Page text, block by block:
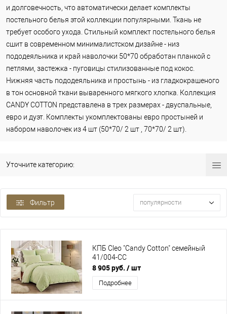
и долговечность, что автоматически делает комплекты
постельного белья этой коллекции популярными. Ткань не
требует особого ухода. Стильный комплект постельного белья
сшит в современном минималистском дизайне - низ
пододеяльника и край наволочки 50*70 обработан планкой с
петлями, застежка - пуговицы стилизованные под кокос.
Нижняя часть пододеяльника и простынь - из гладкокрашеного
в тон основной ткани вываренного мягкого хлопка. Коллекция
CANDY COTTON представлена в трех размерах - двуспальные,
евро и дуэт. Комплекты укомплектованы евро простыней и
набором наволочек из 4 шт (50*70/ 2 шт , 70*70/ 2 шт).
Уточните категорию:
Фильтр популярности
КПБ Cleo "Candy Cotton" семейный
41/004-CC
8 905 руб. / шт
Подробнее